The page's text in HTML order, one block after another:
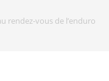
rendez-vous de l’enduro